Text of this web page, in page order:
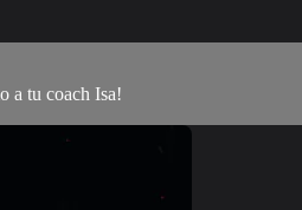
a tu coach Isa!